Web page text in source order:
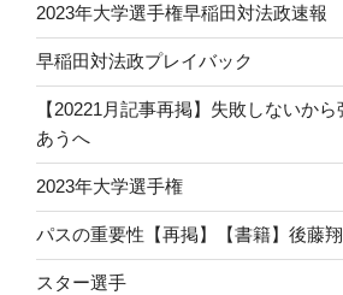
2023年大学選手権早稲田対法政速報
早稲田対法政プレイバック
【20221月記事再掲】失敗しないか
あうへ
2023年大学選手権
パスの重要性【再掲】【書籍】後藤
スター選手